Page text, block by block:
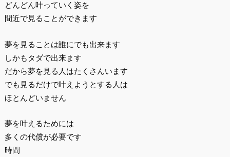
どんどん叶っていく姿を
間近で見ることができます
夢を見ることは誰にでも出来ます
しかもタダで出来ます
だから夢を見る人はたくさんいます
でも見るだけで叶えようとする人は
ほとんどいません
夢を叶えるためには
多くの代償が必要です
時間